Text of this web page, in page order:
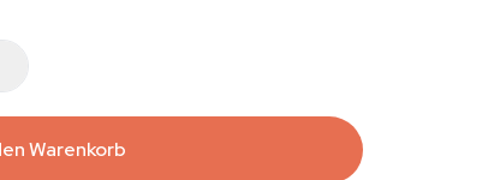
Warenkorb